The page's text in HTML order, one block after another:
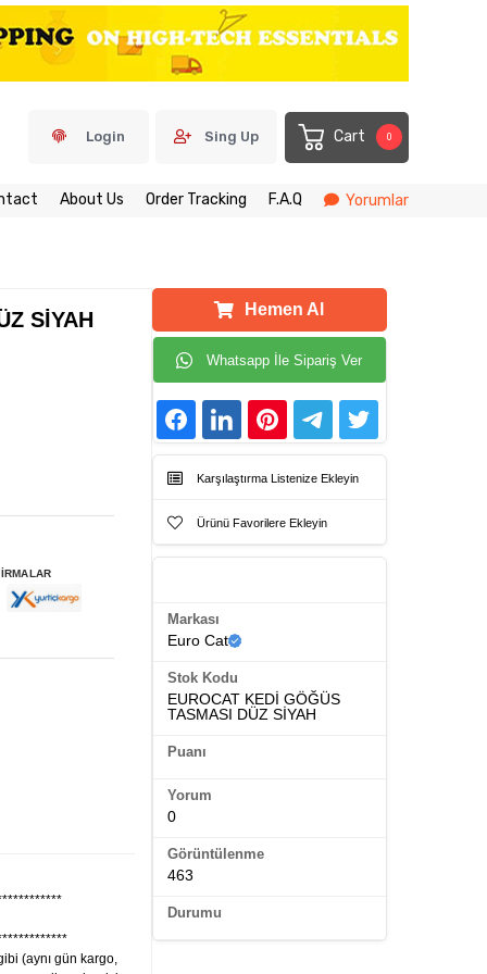
Login Sing Up Cart 0
About Us Order Tracking F.A.Q Yorumlar
SİYAH
(aynı gün kargo,
Hemen Al
Whatsapp İle Sipariş Ver
Karşılaştırma Listenize Ekleyin
Ürünü Favorilere Ekleyin
Markası
Euro Cat
Stok Kodu
EUROCAT KEDİ GÖĞÜS
TASMASI DÜZ SİYAH
Puanı
Yorum
0
Görüntülenme
463
Durumu